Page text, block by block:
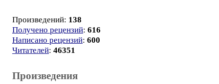
Произведений: 138
Получено рецензий: 616
Написано рецензий: 600
Читателей: 46351
Произведения